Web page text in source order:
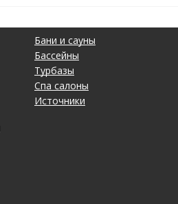
Бани и сауны
Бассейны
Турбазы
Спа салоны
Источники